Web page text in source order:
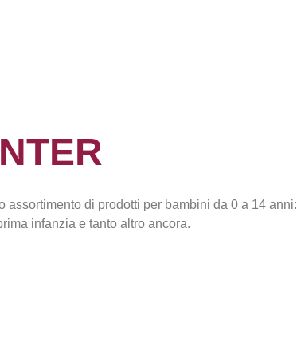
assortimento di prodotti per bambini da 0 a 14 anni:
infanzia e tanto altro ancora.